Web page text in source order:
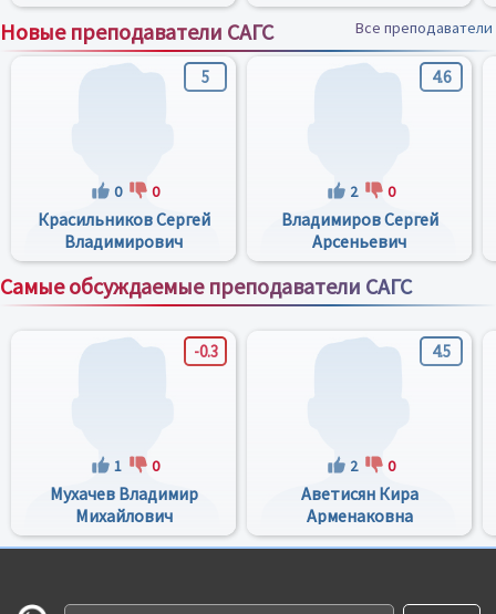
Новые преподаватели САГС Все преподаватели
5
0 0
Красильников Сергей
Владимирович
4.6
2 0
Владимиров Сергей
Арсеньевич
Самые обсуждаемые преподаватели САГС
Все преподаватели
-0.3
1 0
Мухачев Владимир
Михайлович
4.5
2 0
Аветисян Кира
Арменаковна